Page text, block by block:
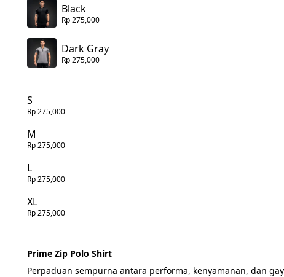
Black
Rp 275,000
Dark Gray
Rp 275,000
S
Rp 275,000
M
Rp 275,000
L
Rp 275,000
XL
Rp 275,000
Prime Zip Polo Shirt
Perpaduan sempurna antara performa, kenyamanan, dan